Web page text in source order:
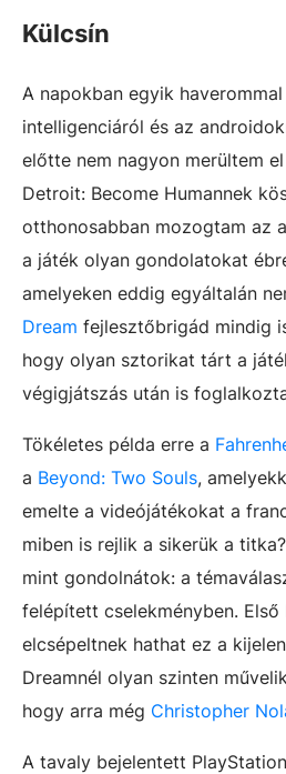
Külcsín
A napokban egyik
intelligenciáról és az
előtte nem nagyon merültem
Detroit: Become Humannek
otthonosabban mozogtam az
a játék olyan gondolatokat
amelyeken eddig egyáltalán
Dream fejlesztőbrigád mindig
hogy olyan sztorikat tárt a
végigjátszás után is
Tökéletes példa erre a
a Beyond: Two Souls,
emelte a videójátékokat a
miben is rejlik a sikerük a
mint gondolnátok: a
felépített cselekményben.
elcsépeltnek hathat ez a
Dreamnél olyan szinten
hogy arra még Christopher
A tavaly bejelentett